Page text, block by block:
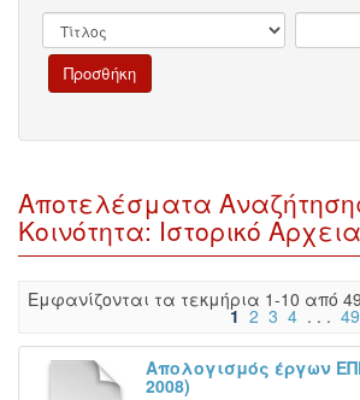
Αποτελέσματα
Κοινότητα: Ιστορικό
Eμφανίζονται τα τεκμήρια 1-10 από
1 2 3 4 . . . 49
Απολογισμός έργων
2008)